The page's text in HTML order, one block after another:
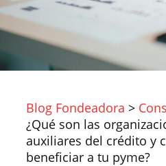
Blog Fondeadora >
¿Qué son las
auxiliares del crédito y
beneficiar a tu pyme?